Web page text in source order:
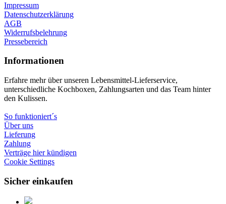
Impressum
Datenschutzerklärung
AGB
Widerrufsbelehrung
Pressebereich
Informationen
Erfahre mehr über unseren Lebensmittel-Lieferservice,
unterschiedliche Kochboxen, Zahlungsarten und das Team hinter
den Kulissen.
So funktioniert´s
Über uns
Lieferung
Zahlung
Verträge hier kündigen
Cookie Settings
Sicher einkaufen